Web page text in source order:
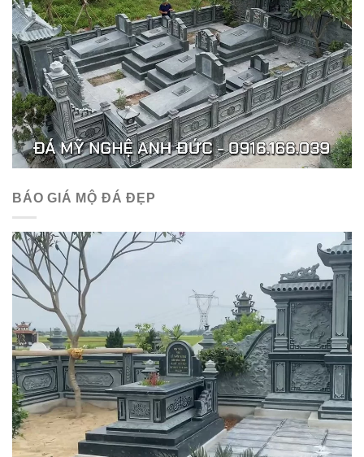
BÁO GIÁ MỘ ĐÁ ĐẸP